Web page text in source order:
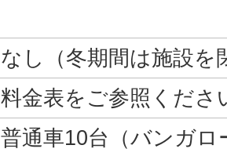
なし（冬期間は施設を
料金表をご参照くださ
普通車10台（バンガ